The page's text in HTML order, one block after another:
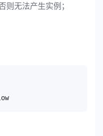
无法产生实例；